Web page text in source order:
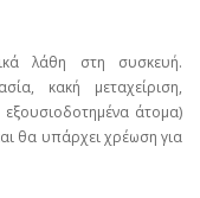
λάθη στη συσκευή.
κακή μεταχείριση,
άτομα)
θα υπάρχει χρέωση για